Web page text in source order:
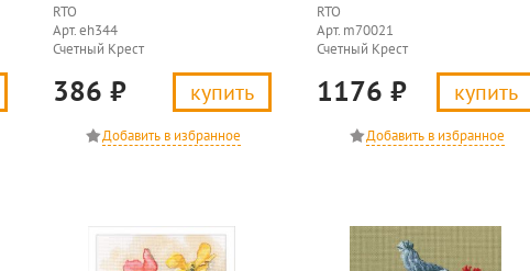
RTO
Арт. eh344
Счетный Крест
386 ₽ купить
RTO
Арт. m70021
Счетный Крест
1176 ₽ купить